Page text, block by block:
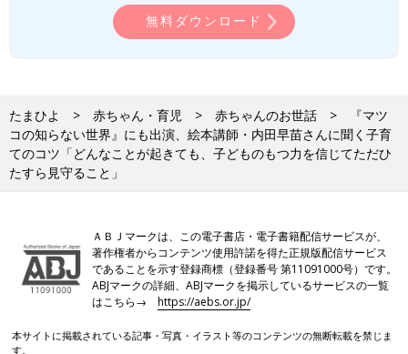
無料ダウンロード
たまひよ 赤ちゃん・育児 赤ちゃんのお世話
『マツ
コの知らない世界』にも出演、絵本講師・内田早苗さんに聞く子育
てのコツ「どんなことが起きても、子どものもつ力を信じてただひ
たすら見守ること」
ＡＢＪマークは、この電子書店・電子書籍配信サービスが、
著作権者からコンテンツ使用許諾を得た正規版配信サービス
であることを示す登録商標（登録番号 第11091000号）です。
ABJマークの詳細、ABJマークを掲示しているサービスの一覧
はこちら→https://aebs.or.jp/
本サイトに掲載されている記事・写真・イラスト等のコンテンツの無断転載を禁じま
す。